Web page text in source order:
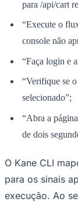
Ceará
para /api/cart
“Execute o
console não
“Faça login e
“Verifique se
selecionado”;
“Abra a
de dois
O Kane CLI
para os sinais
execução. Ao